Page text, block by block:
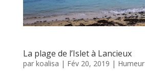
La plage de l’Islet à Lancieux
par koalisa | Fév 20, 2019 | Humeur